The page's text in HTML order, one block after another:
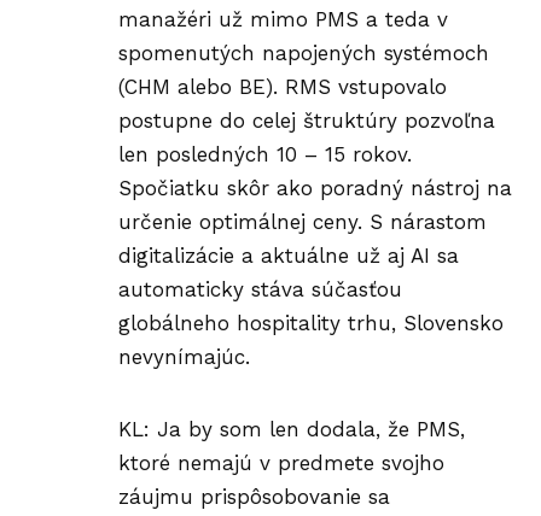
manažéri už mimo PMS a teda v
spomenutých napojených systémoch
(CHM alebo BE). RMS vstupovalo
postupne do celej štruktúry pozvoľna
len posledných 10 – 15 rokov.
Spočiatku skôr ako poradný nástroj na
určenie optimálnej ceny. S nárastom
digitalizácie a aktuálne už aj AI sa
automaticky stáva súčasťou
globálneho hospitality trhu, Slovensko
nevynímajúc.
KL: Ja by som len dodala, že PMS,
ktoré nemajú v predmete svojho
záujmu prispôsobovanie sa